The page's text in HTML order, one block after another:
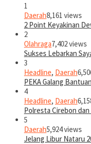
1
Daerah8,161 views
2 Point Keyakinan
2
Olahraga7,402 views
Sukses Lebarkan
3
Headline, Daerah
PEKA Galang
4
Headline, Daerah
Polresta Cirebon
5
Daerah5,924 views
Jelang Libur Nataru